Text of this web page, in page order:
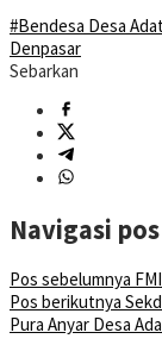
#Bendesa Desa
Denpasar
Sebarkan
Navigasi pos
Pos sebelumnya
Pos berikutnya
Pura Anyar Desa